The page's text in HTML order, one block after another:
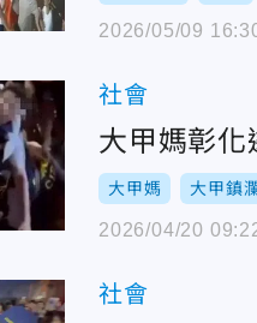
2026/05/09
社會
大甲媽彰化
大甲媽 大甲鎮
2026/04/20
社會